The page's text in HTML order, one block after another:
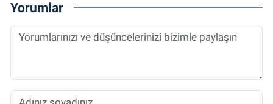
Yorumlar